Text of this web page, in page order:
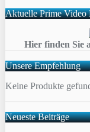
Aktuelle Prime Video
Hier finden Sie
Unsere Empfehlung
Keine Produkte
Neueste Beiträge